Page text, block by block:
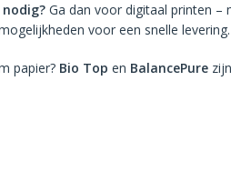
Ga dan voor digitaal printen –
voor een snelle levering.
papier? Bio Top en BalancePure